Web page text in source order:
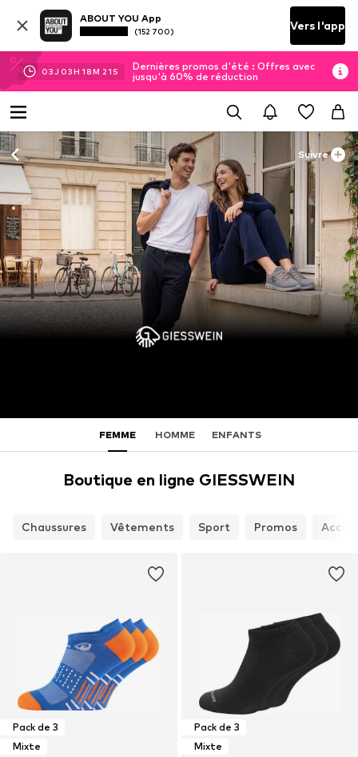
ABOUT YOU App
(152 700) Vers l'app
03J 03H 18M 18 S
Dernières promos d'été : Offres avec
jusqu'à 60% de réduction
Suivre
FEMME HOMME ENFANTS
Boutique en ligne GIESSWEIN
Chaussures Vêtements Sport Promos
Pack de 3
Mixte
Pack de 3
Mixte